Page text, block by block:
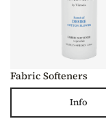
Fabric Softeners
Info